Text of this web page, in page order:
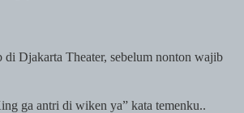
di Djakarta Theater, sebelum nonton wajib
ga antri di wiken ya” kata temenku..